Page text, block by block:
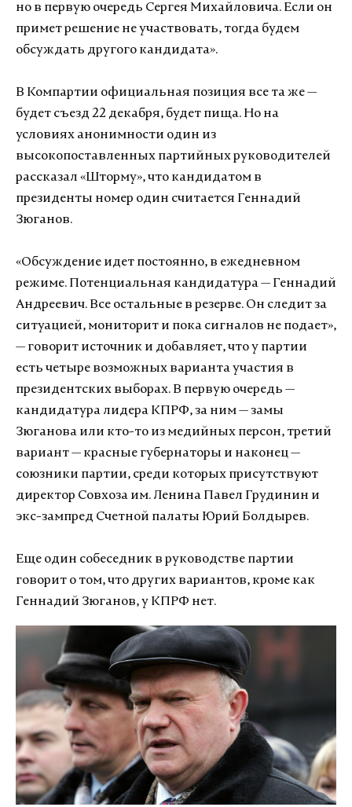
но в первую очередь Сергея Михайловича. Если он
примет решение не участвовать, тогда будем
обсуждать другого кандидата».
В Компартии официальная позиция все та же —
будет съезд 22 декабря, будет пища. Но на
условиях анонимности один из
высокопоставленных партийных руководителей
рассказал «Шторму», что кандидатом в
президенты номер один считается Геннадий
Зюганов.
«Обсуждение идет постоянно, в ежедневном
режиме. Потенциальная кандидатура — Геннадий
Андреевич. Все остальные в резерве. Он следит за
ситуацией, мониторит и пока сигналов не подает»,
— говорит источник и добавляет, что у партии
есть четыре возможных варианта участия в
президентских выборах. В первую очередь —
кандидатура лидера КПРФ, за ним — замы
Зюганова или кто-то из медийных персон, третий
вариант — красные губернаторы и наконец —
союзники партии, среди которых присутствуют
директор Совхоза им. Ленина Павел Грудинин и
экс-зампред Счетной палаты Юрий Болдырев.
Еще один собеседник в руководстве партии
говорит о том, что других вариантов, кроме как
Геннадий Зюганов, у КПРФ нет.